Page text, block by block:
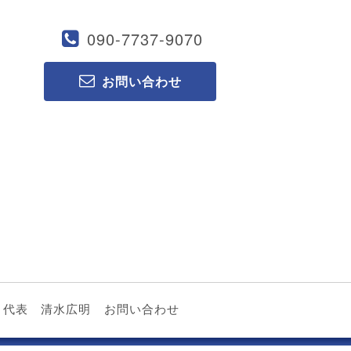
090-7737-9070
お問い合わせ
代表 清水広明 お問い合わせ